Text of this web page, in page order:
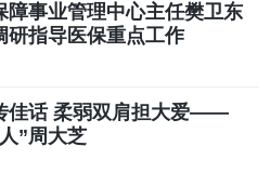
障事业管理中心主任樊卫东
研指导医保重点工作
佳话 柔弱双肩担大爱——
”周大芝